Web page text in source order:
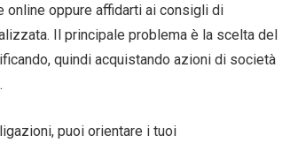
online oppure affidarti ai consigli di
Il principale problema è la scelta del
quindi acquistando azioni di società
puoi orientare i tuoi